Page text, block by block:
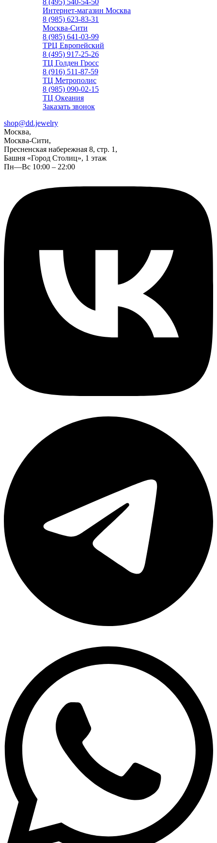
8 (495) 540-54-50
Интернет-магазин Москва
8 (985) 623-83-31
Москва-Сити
8 (985) 641-03-99
ТРЦ Европейский
8 (495) 917-25-26
ТЦ Голден Гросс
8 (916) 511-87-59
ТЦ Метрополис
8 (985) 090-02-15
ТЦ Океания
Заказать звонок
shop@dd.jewelry
Москва,
Москва-Сити,
Пресненская набережная 8, стр. 1,
Башня «Город Столиц», 1 этаж
Пн—Вс 10:00 – 22:00